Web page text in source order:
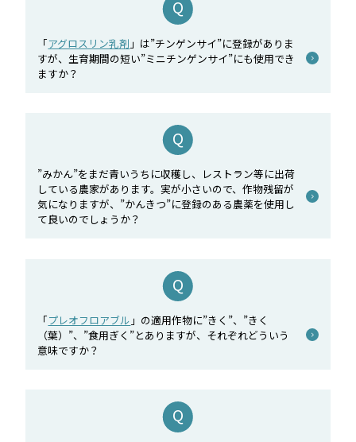
「アグロスリン乳剤 」は”チンゲンサイ”に登録がありま
すが、生育期間の短い”ミニチンゲンサイ”にも使用でき
ますか？
”みかん”をまだ青いうちに収穫し、レストラン等に出荷
している農家があります。実が小さいので、作物残留が
気になりますが、”かんきつ”に登録のある農薬を使用し
て良いのでしょうか？
「プレオフロアブル 」の適用作物に”きく”、”きく
（葉）”、”食用ぎく”とありますが、それぞれどういう
意味ですか？